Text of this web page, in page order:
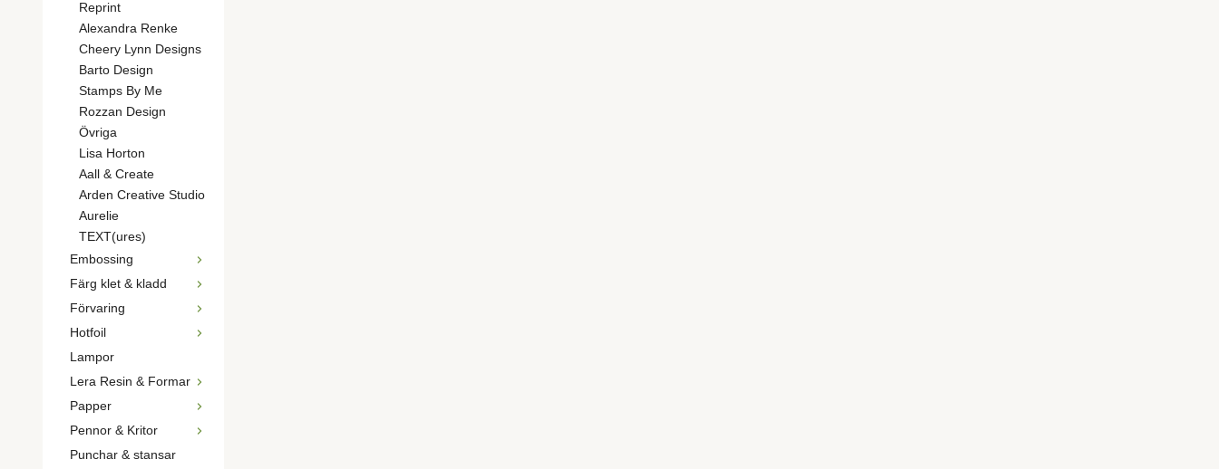
Reprint
Alexandra Renke
Cheery Lynn Designs
Barto Design
Stamps By Me
Rozzan Design
Övriga
Lisa Horton
Aall & Create
Arden Creative Studio
Aurelie
TEXT(ures)
Embossing
Färg klet & kladd
Förvaring
Hotfoil
Lampor
Lera Resin & Formar
Papper
Pennor & Kritor
Punchar & stansar